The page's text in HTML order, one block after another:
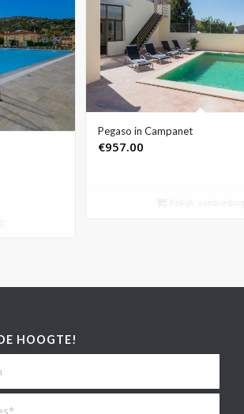
Pegaso in Campanet
€957.00
HOOGTE!